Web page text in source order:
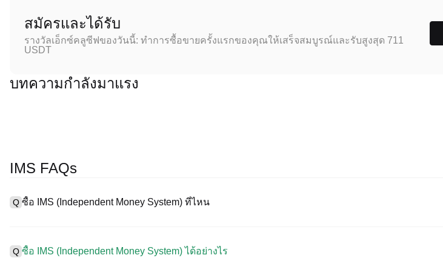
สมัครและได้รับ
รางวัลเอ็กซ์คลูซีฟของวันนี้: ทำการซื้อขายครั้งแรกของคุณให้เสร็จสมบูรณ์และรับสูงสุด 711
USDT
บทความกำลังมาแรง
IMS FAQs
Q ซื้อ IMS (Independent Money System) ที่ไหน
นี้ให้อินเตอร์เฟซที่ใช้งานง่าย สภาพคล่องสูง และเครื่องมือการซื้อขายที่หลากหลายเพื่อลดความยุ่งยากในการซื้อขาย
Q ซื้อ IMS (Independent Money System) ได้อย่างไร